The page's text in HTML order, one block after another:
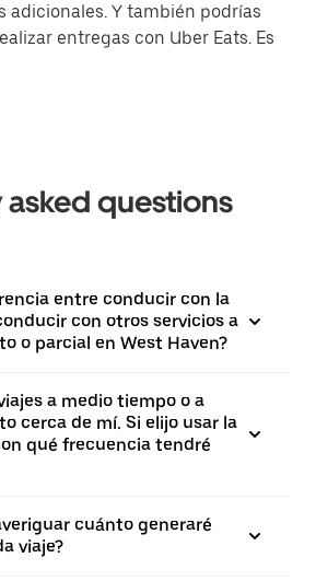
adicionales. Y también podrías
entregas con Uber Eats. Es
questions
entre conducir con la
con otros servicios a
o parcial en West Haven?
a medio tiempo o a
cerca de mí. Si elijo usar la
qué frecuencia tendré
cuánto generaré
viaje?